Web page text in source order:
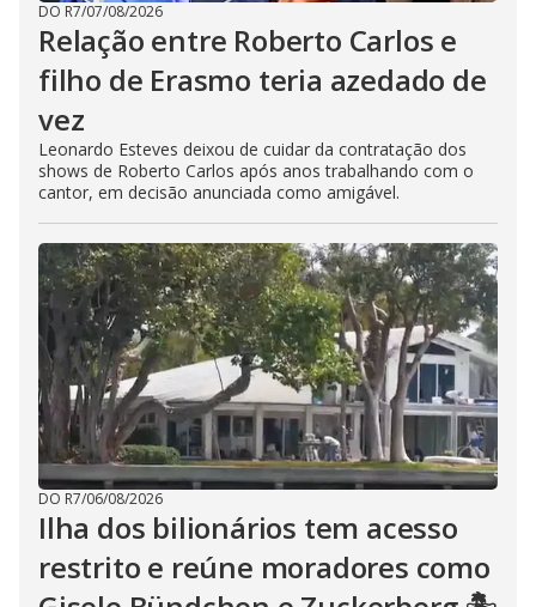
DO R7/07/08/2026
Relação entre Roberto Carlos e
filho de Erasmo teria azedado de
vez
Leonardo Esteves deixou de cuidar da contratação dos
shows de Roberto Carlos após anos trabalhando com o
cantor, em decisão anunciada como amigável.
DO R7/06/08/2026
Ilha dos bilionários tem acesso
restrito e reúne moradores como